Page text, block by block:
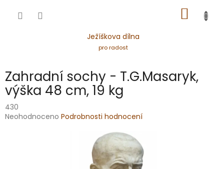
Ježíškova dílna
pro radost
KOŠÍK
Zahradní sochy - T.G.Masaryk,
výška 48 cm, 19 kg
430
Průměrné
Neohodnoceno Podrobnosti hodnocení